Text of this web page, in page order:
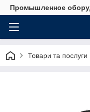
Промышленное
Товари та послуги